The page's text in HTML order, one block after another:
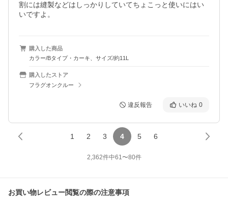
割には縫製などはしっかりしていてちょこっと使いにはい
いですよ。
購入した商品
カラー/Bタイプ・カーキ、サイズ/約11L
購入したストア
フラグオンクルー
違反報告 いいね 0
1 2 3 4 5 6
2,362件中61〜80件
お買い物レビュー閲覧の際の注意事項